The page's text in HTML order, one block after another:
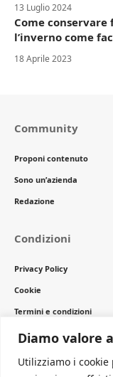
Diamo valore
Utilizziamo i
13 Luglio 2024
Come
l’inverno come
18 Aprile 2023
Community
Proponi contenuto
Sono un’azienda
Redazione
Condizioni
Privacy Policy
Cookie
Termini e condizioni
Copyright